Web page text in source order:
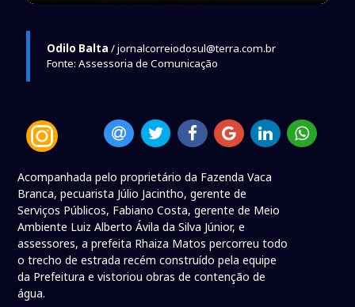
Odilo Balta / jornalcorreiodosul@terra.com.br
Fonte: Assessoria de Comunicação
Acompanhada pelo proprietário da Fazenda Vaca
Branca, pecuarista Júlio Jacintho, gerente de
Serviços Públicos, Fabiano Costa, gerente de Meio
Ambiente Luiz Alberto Ávila da Silva Júnior, e
assessores, a prefeita Rhaiza Matos percorreu todo
o trecho de estrada recém construído pela equipe
da Prefeitura e vistoriou obras de contenção de
água.